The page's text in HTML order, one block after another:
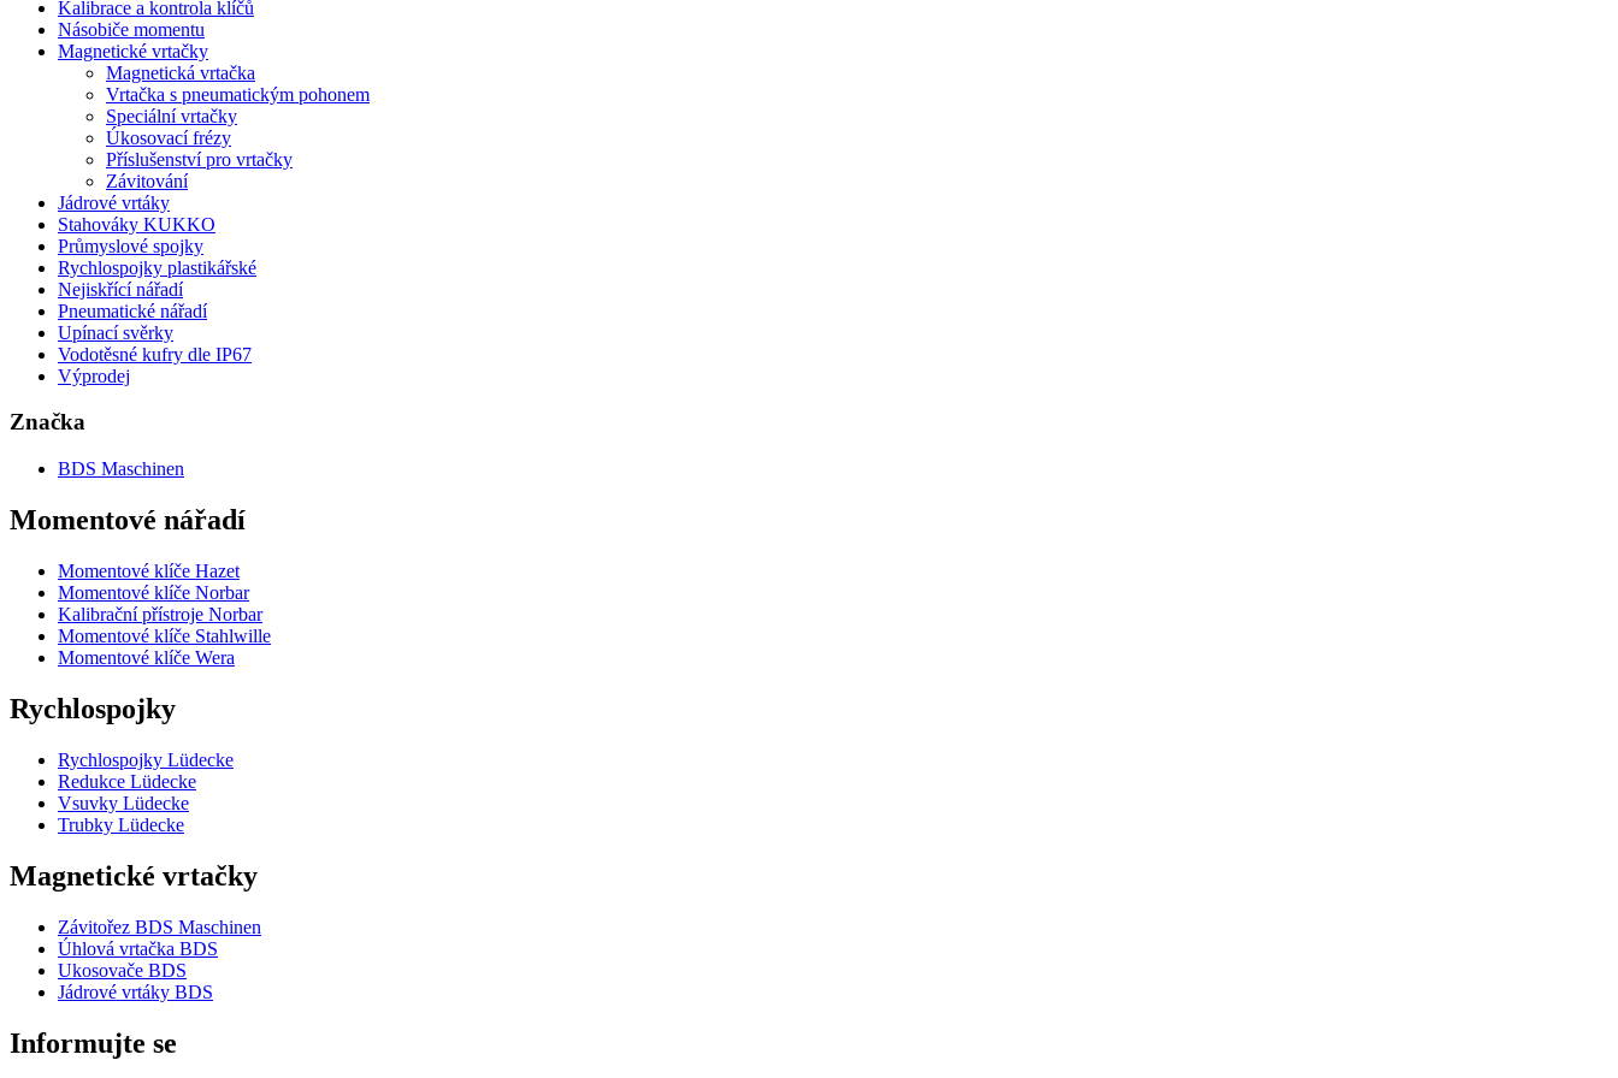
Kalibrace a kontrola klíčů
Násobiče momentu
Magnetické vrtačky
Magnetická vrtačka
Vrtačka s pneumatickým pohonem
Speciální vrtačky
Úkosovací frézy
Příslušenství pro vrtačky
Závitování
Jádrové vrtáky
Stahováky KUKKO
Průmyslové spojky
Rychlospojky plastikářské
Nejiskřící nářadí
Pneumatické nářadí
Upínací svěrky
Vodotěsné kufry dle IP67
Výprodej
Značka
BDS Maschinen
Momentové nářadí
Momentové klíče Hazet
Momentové klíče Norbar
Kalibrační přístroje Norbar
Momentové klíče Stahlwille
Momentové klíče Wera
Rychlospojky
Rychlospojky Lüdecke
Redukce Lüdecke
Vsuvky Lüdecke
Trubky Lüdecke
Magnetické vrtačky
Závitořez BDS Maschinen
Úhlová vrtačka BDS
Ukosovače BDS
Jádrové vrtáky BDS
Informujte se